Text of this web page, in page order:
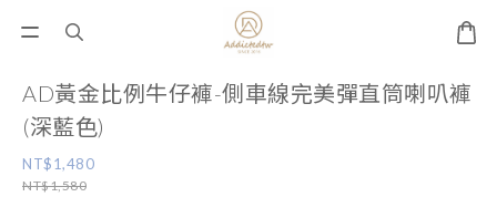
AD黃金比例牛仔褲-側車線完美彈直筒喇叭褲
(深藍色)
NT$1,480
NT$1,580